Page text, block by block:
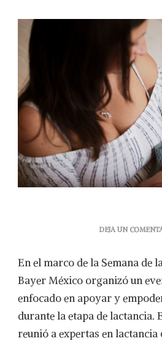
DEJA UN
En el marco de la Semana de
Bayer México organizó un
enfocado en apoyar y
durante la etapa de lactancia.
reunió a expertas en lactancia